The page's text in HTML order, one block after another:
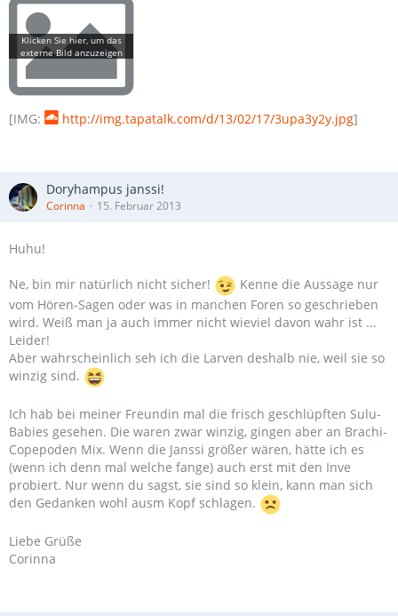
[IMG: http://img.tapatalk.com/d/13/02/17/3upa3y2y.jpg]
Doryhampus janssi!
Corinna 15. Februar 2013
Huhu!
Ne, bin mir natürlich nicht sicher!
Kenne die Aussage nur
vom Hören-Sagen oder was in manchen Foren so geschrieben
wird. Weiß man ja auch immer nicht wieviel davon wahr ist ...
Leider!
Aber wahrscheinlich seh ich die Larven deshalb nie, weil sie so
winzig sind.
Ich hab bei meiner Freundin mal die frisch geschlüpften Sulu-
Babies gesehen. Die waren zwar winzig, gingen aber an Brachi-
Copepoden Mix. Wenn die Janssi größer wären, hätte ich es
(wenn ich denn mal welche fange) auch erst mit den Inve
probiert. Nur wenn du sagst, sie sind so klein, kann man sich
den Gedanken wohl ausm Kopf schlagen.
Liebe Grüße
Corinna